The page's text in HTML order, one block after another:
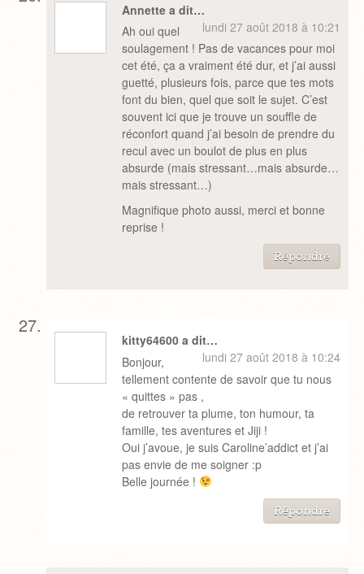
Annette a dit…
lundi 27 août 2018 à 10:21
Ah oui quel
soulagement ! Pas de vacances pour moi
cet été, ça a vraiment été dur, et j’ai aussi
guetté, plusieurs fois, parce que tes mots
font du bien, quel que soit le sujet. C’est
souvent ici que je trouve un souffle de
réconfort quand j’ai besoin de prendre du
recul avec un boulot de plus en plus
absurde (mais stressant…mais absurde…
mais stressant…)
Magnifique photo aussi, merci et bonne
reprise !
Répondre
kitty64600 a dit…
lundi 27 août 2018 à 10:24
Bonjour,
tellement contente de savoir que tu nous
« quittes » pas ,
de retrouver ta plume, ton humour, ta
famille, tes aventures et Jiji !
Oui j’avoue, je suis Caroline’addict et j’ai
pas envie de me soigner :p
Belle journée !
Répondre